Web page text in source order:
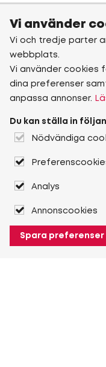
Vi använder
Vi och tredje parter
webbplats.
Vi använder
dina preferenser
anpassa annonser.
Du kan ställa in
Nödvändiga
Analys
Annonscookies
Spara preferenser